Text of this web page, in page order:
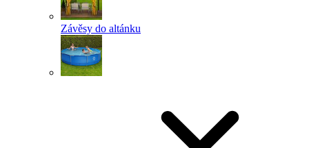
Závěsy do altánku